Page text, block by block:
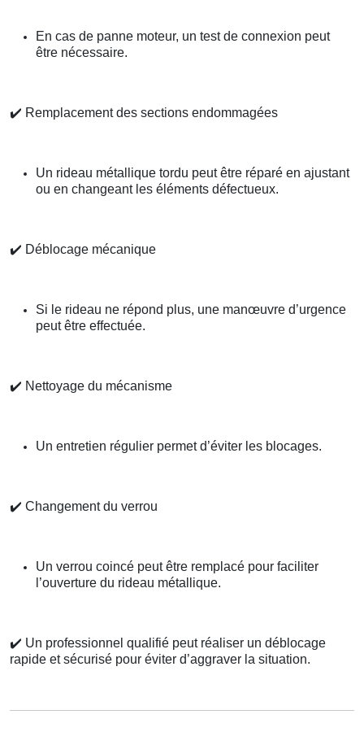
En cas de panne moteur, un test de connexion peut
être nécessaire.
✔️ Remplacement des sections endommagées
Un rideau métallique tordu peut être réparé en ajustant
ou en changeant les éléments défectueux.
✔️ Déblocage mécanique
Si le rideau ne répond plus, une manœuvre d’urgence
peut être effectuée.
✔️ Nettoyage du mécanisme
Un entretien régulier permet d’éviter les blocages.
✔️ Changement du verrou
Un verrou coincé peut être remplacé pour faciliter
l’ouverture du rideau métallique.
✔️ Un professionnel qualifié peut réaliser un déblocage
rapide et sécurisé pour éviter d’aggraver la situation.